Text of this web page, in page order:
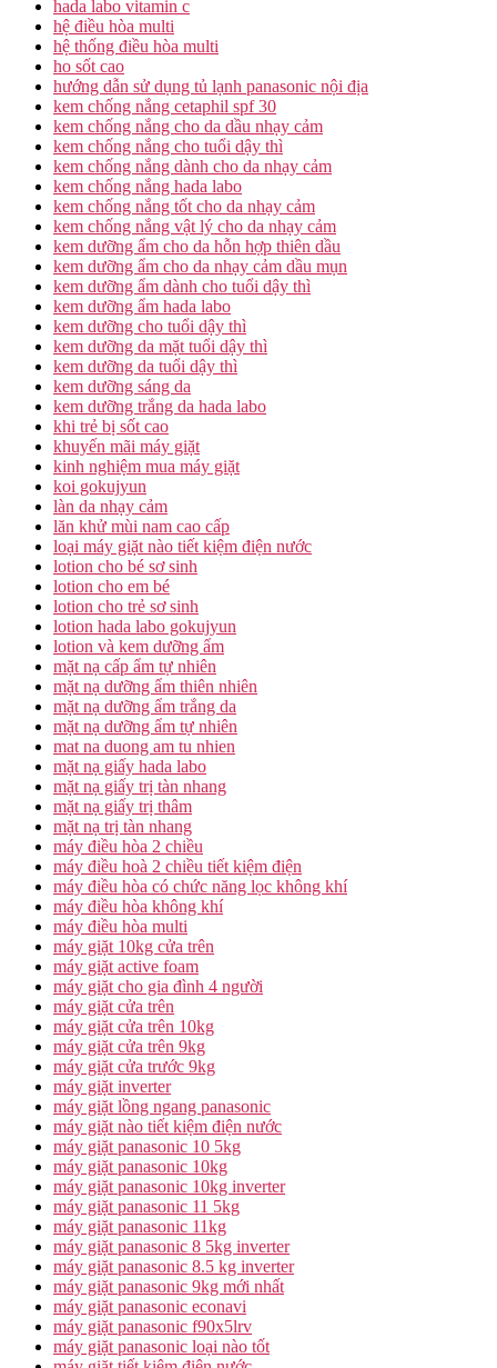
hada labo vitamin c
hệ điều hòa multi
hệ thống điều hòa multi
ho sốt cao
hướng dẫn sử dụng tủ lạnh panasonic nội địa
kem chống nắng cetaphil spf 30
kem chống nắng cho da dầu nhạy cảm
kem chống nắng cho tuổi dậy thì
kem chống nắng dành cho da nhạy cảm
kem chống nắng hada labo
kem chống nắng tốt cho da nhạy cảm
kem chống nắng vật lý cho da nhạy cảm
kem dưỡng ẩm cho da hỗn hợp thiên dầu
kem dưỡng ẩm cho da nhạy cảm dầu mụn
kem dưỡng ẩm dành cho tuổi dậy thì
kem dưỡng ẩm hada labo
kem dưỡng cho tuổi dậy thì
kem dưỡng da mặt tuổi dậy thì
kem dưỡng da tuổi dậy thì
kem dưỡng sáng da
kem dưỡng trắng da hada labo
khi trẻ bị sốt cao
khuyến mãi máy giặt
kinh nghiệm mua máy giặt
koi gokujyun
làn da nhạy cảm
lăn khử mùi nam cao cấp
loại máy giặt nào tiết kiệm điện nước
lotion cho bé sơ sinh
lotion cho em bé
lotion cho trẻ sơ sinh
lotion hada labo gokujyun
lotion và kem dưỡng ẩm
mặt nạ cấp ẩm tự nhiên
mặt nạ dưỡng ẩm thiên nhiên
mặt nạ dưỡng ẩm trắng da
mặt nạ dưỡng ẩm tự nhiên
mat na duong am tu nhien
mặt nạ giấy hada labo
mặt nạ giấy trị tàn nhang
mặt nạ giấy trị thâm
mặt nạ trị tàn nhang
máy điều hòa 2 chiều
máy điều hoà 2 chiều tiết kiệm điện
máy điều hòa có chức năng lọc không khí
máy điều hòa không khí
máy điều hòa multi
máy giặt 10kg cửa trên
máy giặt active foam
máy giặt cho gia đình 4 người
máy giặt cửa trên
máy giặt cửa trên 10kg
máy giặt cửa trên 9kg
máy giặt cửa trước 9kg
máy giặt inverter
máy giặt lồng ngang panasonic
máy giặt nào tiết kiệm điện nước
máy giặt panasonic 10 5kg
máy giặt panasonic 10kg
máy giặt panasonic 10kg inverter
máy giặt panasonic 11 5kg
máy giặt panasonic 11kg
máy giặt panasonic 8 5kg inverter
máy giặt panasonic 8.5 kg inverter
máy giặt panasonic 9kg mới nhất
máy giặt panasonic econavi
máy giặt panasonic f90x5lrv
máy giặt panasonic loại nào tốt